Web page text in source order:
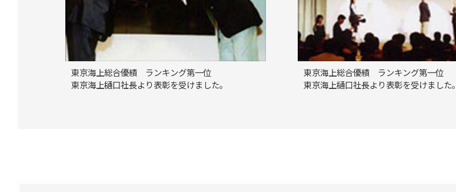
東京海上総合優績 ランキング第一位
東京海上樋口社長より表彰を受けました。
東京海上総合優績 ランキング第一位
東京海上樋口社長より表彰を受けました。